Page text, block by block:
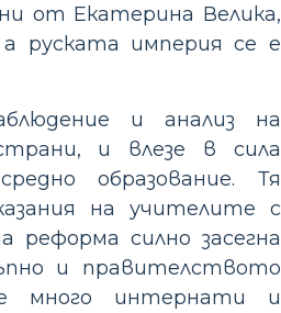
от Екатерина Велика,
руската империя се е
и анализ на
и влезе в сила
образование. Тя
на учителите с
реформа силно засегна
и правителството
е много интернати и